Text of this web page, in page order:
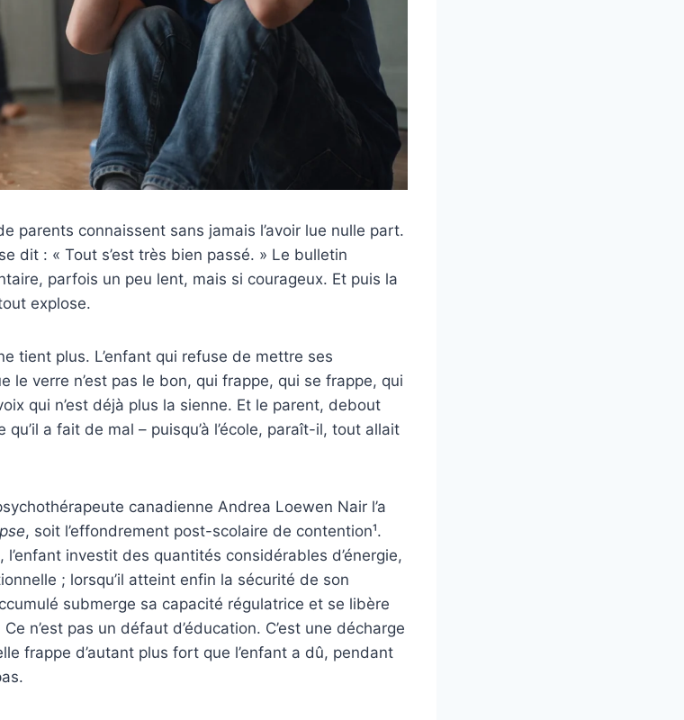
parents connaissent sans jamais l’avoir lue nulle part.
dit : « Tout s’est très bien passé. » Le bulletin
parfois un peu lent, mais si courageux. Et puis la
explose.
tient plus. L’enfant qui refuse de mettre ses
le verre n’est pas le bon, qui frappe, qui se frappe, qui
qui n’est déjà plus la sienne. Et le parent, debout
a fait de mal – puisqu’à l’école, paraît-il, tout allait
canadienne Andrea Loewen Nair l’a
, soit l’effondrement post-scolaire de contention¹.
investit des quantités considérables d’énergie,
; lorsqu’il atteint enfin la sécurité de son
submerge sa capacité régulatrice et se libère
n’est pas un défaut d’éducation. C’est une décharge
frappe d’autant plus fort que l’enfant a dû, pendant